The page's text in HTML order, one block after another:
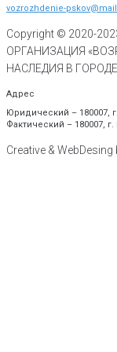
vozrozhdenie-
Copyright © 2020-
ОРГАНИЗАЦИЯ
НАСЛЕДИЯ В
Адрес
Юридический – 180007,
Фактический – 180007,
Creative &